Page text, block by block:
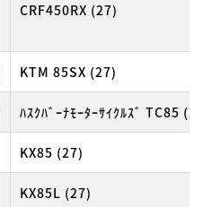
CRF450RX (27)
KTM 85SX (27)
ﾊｽｸﾊﾞｰﾅﾓｰﾀｰｻｲｸﾙｽﾞ TC85 (27)
KX85 (27)
KX85L (27)